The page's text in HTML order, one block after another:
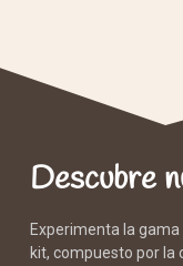
Descubre
Experimenta la
kit, compuesto por la